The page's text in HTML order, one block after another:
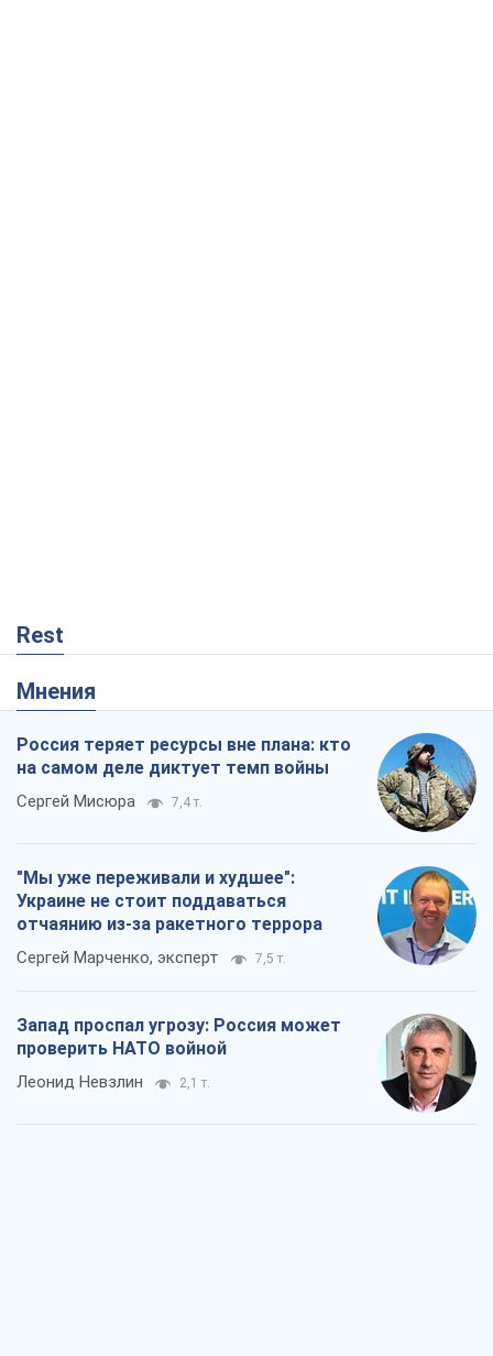
Rest
Мнения
Россия теряет ресурсы вне плана: кто
на самом деле диктует темп войны
Сергей Мисюра 7,4 т.
"Мы уже переживали и худшее":
Украине не стоит поддаваться
отчаянию из-за ракетного террора
Сергей Марченко, эксперт 7,5 т.
Запад проспал угрозу: Россия может
проверить НАТО войной
Леонид Невзлин 2,1 т.